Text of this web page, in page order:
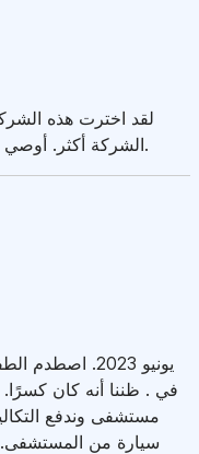
لقد اخترت هذه
الشركة أكثر. أوصي بها من السهل جدًا الحصول على التأمين.
يونيو 2023.
في . ظننا أنه كان كسرًا.
مستشفى وندفع
سيارة من المستشفى.